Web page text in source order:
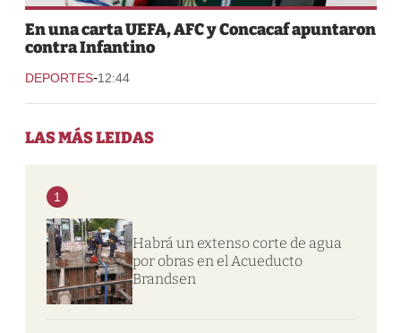
En una carta UEFA, AFC y Concacaf apuntaron
contra Infantino
DEPORTES-12:44
LAS MÁS LEIDAS
1
Habrá un extenso corte de agua
por obras en el Acueducto
Brandsen